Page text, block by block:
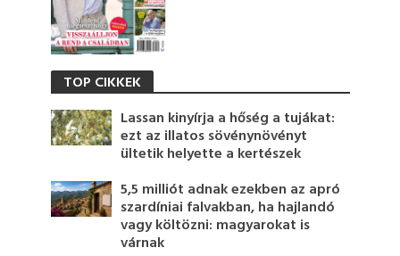
TOP CIKKEK
Lassan kinyírja a hőség a tujákat:
ezt az illatos sövénynövényt
ültetik helyette a kertészek
5,5 milliót adnak ezekben az apró
szardíniai falvakban, ha hajlandó
vagy költözni: magyarokat is
várnak